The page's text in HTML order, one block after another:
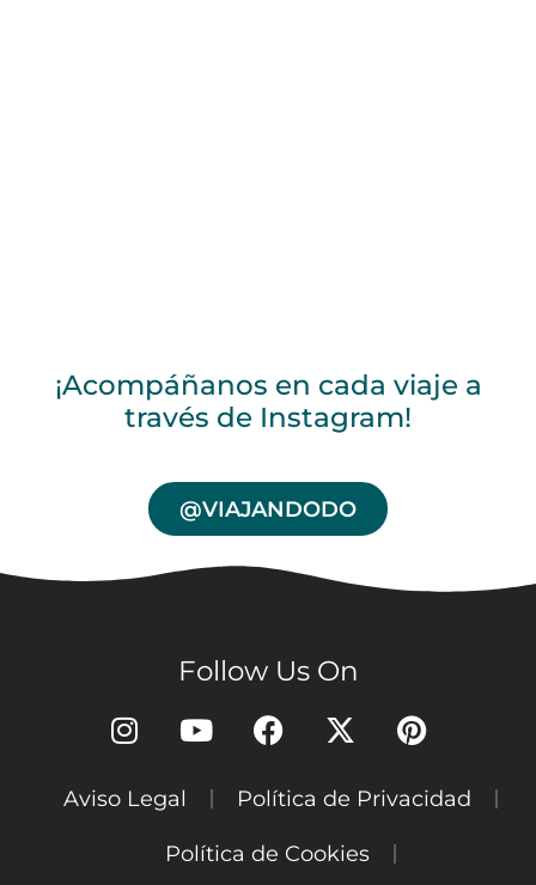
¡Acompáñanos en cada viaje a
través de Instagram!
@VIAJANDODO
Follow Us On
Aviso Legal Política de Privacidad
Política de Cookies